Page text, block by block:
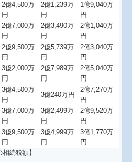
2億4,500万
円
2億1,239万
円
1億9,040万
円
2億7,000万
円
2億3,490万
円
2億1,040万
円
2億9,500万
円
2億5,739万
円
2億3,040万
円
3億2,000万
円
2億7,989万
円
2億5,040万
円
3億4,500万
円
3億240万円
2億7,270万
円
3億7,000万
円
3億2,499万
円
2億9,520万
円
3億9,500万
円
3億4,999万
円
3億1,770万
円
続税額】